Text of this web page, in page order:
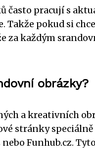
často pracují s
pokud si
za každým
obrázky?
a kreativních
stránky
nebo Funhub.cz.